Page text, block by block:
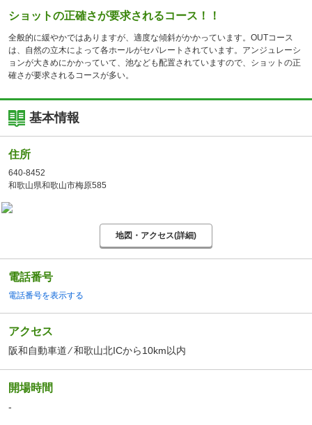
ショットの正確さが要求されるコース！！
全般的に緩やかではありますが、適度な傾斜がかかっています。OUTコース
は、自然の立木によって各ホールがセパレートされています。アンジュレーシ
ョンが大きめにかかっていて、池なども配置されていますので、ショットの正
確さが要求されるコースが多い。
基本情報
住所
640-8452
和歌山県和歌山市梅原585
地図・アクセス(詳細)
電話番号
電話番号を表示する
アクセス
阪和自動車道 ⁄ 和歌山北ICから10km以内
開場時間
-